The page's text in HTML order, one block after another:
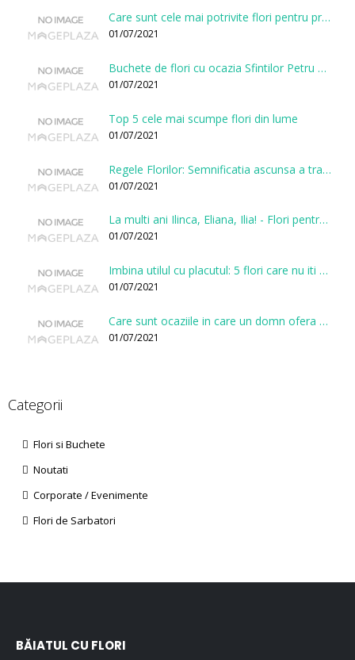
Care sunt cele mai potrivite flori pentru prima intalnire?
01/07/2021
Buchete de flori cu ocazia Sfintilor Petru si Pavel
01/07/2021
Top 5 cele mai scumpe flori din lume
01/07/2021
Regele Florilor: Semnificatia ascunsa a trandafirului
01/07/2021
La multi ani Ilinca, Eliana, Ilia! - Flori pentru doamnele sarbatorite de Sfantul Ilie
01/07/2021
Imbina utilul cu placutul: 5 flori care nu iti vor face gaura in buget
01/07/2021
Care sunt ocaziile in care un domn ofera flori?
01/07/2021
Categorii
Flori si Buchete
Noutati
Corporate / Evenimente
Flori de Sarbatori
BĂIATUL CU FLORI